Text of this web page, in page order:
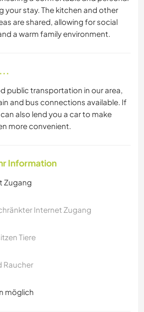
your stay. The kitchen and other
are shared, allowing for social
a warm family environment.
public transportation in our area,
and bus connections available. If
also lend you a car to make
more convenient.
Information
Zugang
Internet Zugang
Tiere
Raucher
möglich